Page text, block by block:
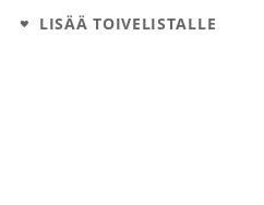
LISÄÄ TOIVELISTALLE